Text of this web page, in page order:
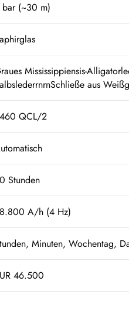
bar (~30 m)
Mississippiensis-
aus
QCL/2
Stunden
A/h (4 Hz)
Minuten, Wochentag,
46.500